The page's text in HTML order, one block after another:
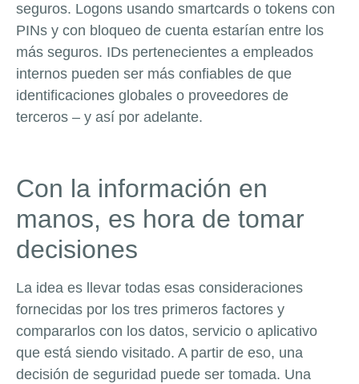
seguros. Logons usando smartcards o tokens con
PINs y con bloqueo de cuenta estarían entre los
más seguros. IDs pertenecientes a empleados
internos pueden ser más confiables de que
identificaciones globales o proveedores de
terceros – y así por adelante.
Con la información en
manos, es hora de tomar
decisiones
La idea es llevar todas esas consideraciones
fornecidas por los tres primeros factores y
compararlos con los datos, servicio o aplicativo
que está siendo visitado. A partir de eso, una
decisión de seguridad puede ser tomada. Una